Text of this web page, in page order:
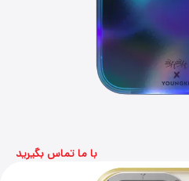
با ما تماس بگیرید